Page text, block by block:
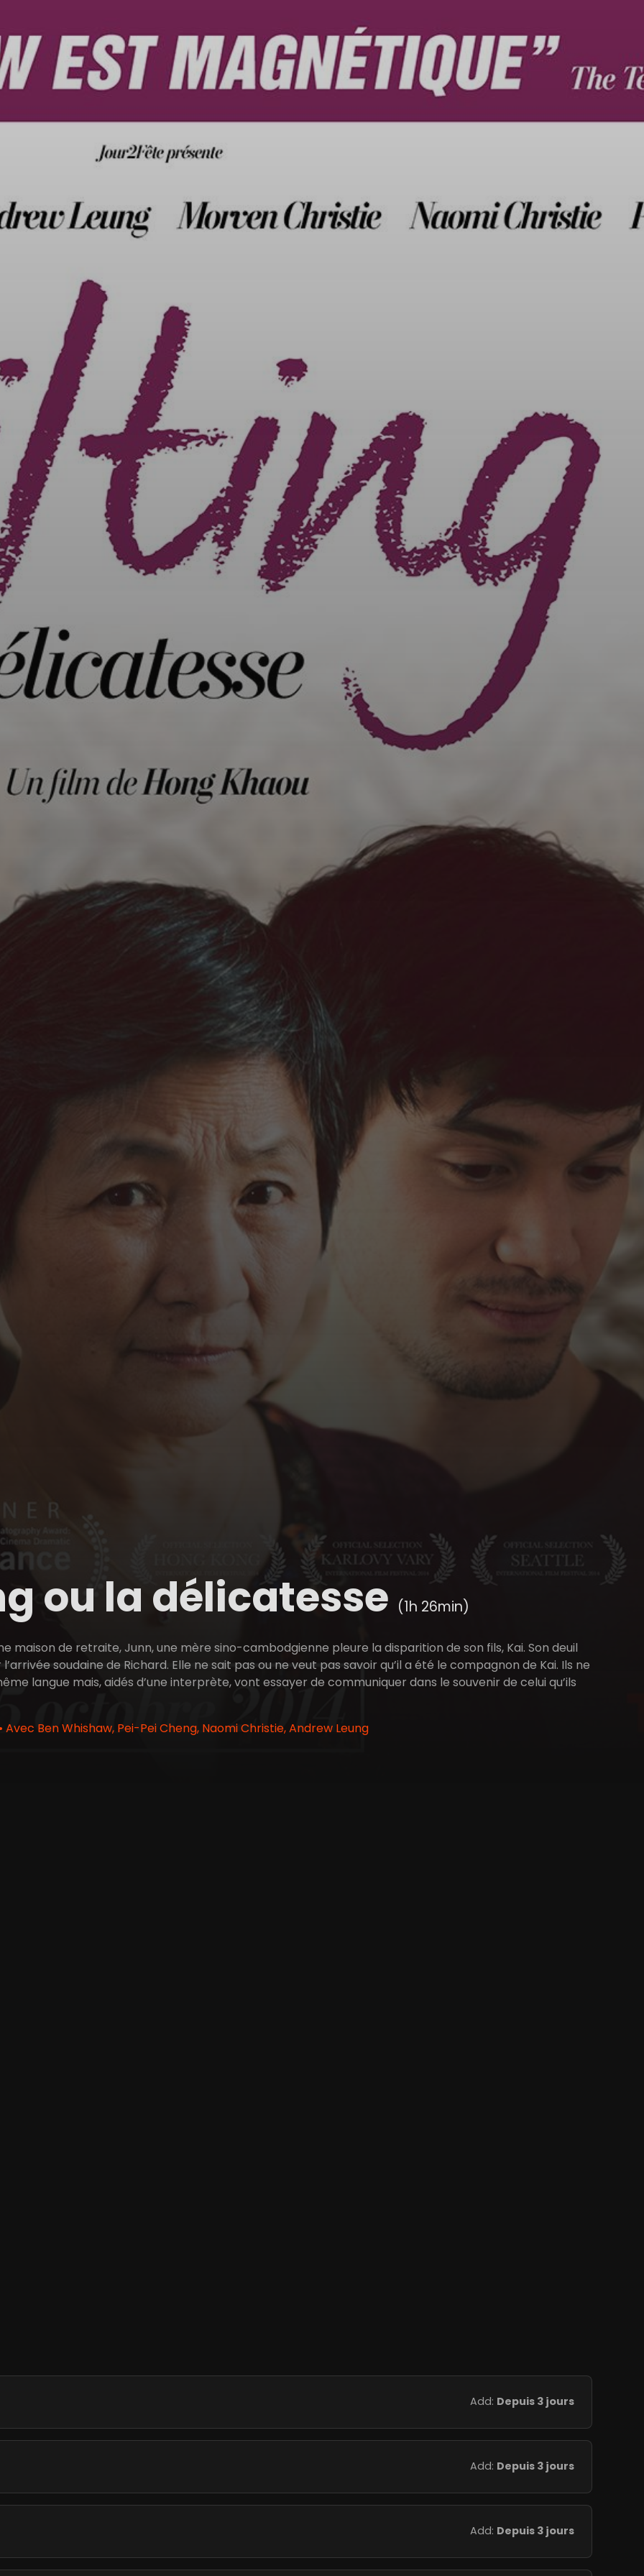
ou la délicatesse (1h 26min)
maison de retraite, Junn, une mère sino-cambodgienne pleure la disparition de son fils, Kai. Son deuil
soudaine de Richard. Elle ne sait pas ou ne veut pas savoir qu’il a été le compagnon de Kai. Ils ne
langue mais, aidés d’une interprète, vont essayer de communiquer dans le souvenir de celui qu’ils
Avec Ben Whishaw, Pei-Pei Cheng, Naomi Christie, Andrew Leung
Add: Depuis 3 jours
Add: Depuis 3 jours
Add: Depuis 3 jours